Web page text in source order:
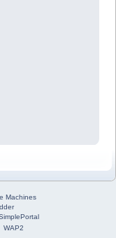
Machines
WAP2